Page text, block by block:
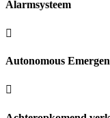
Alarmsysteem
Autonomous